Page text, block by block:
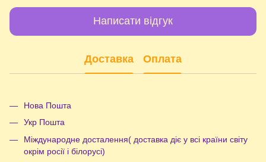
Написати відгук
Доставка Оплата
Нова Пошта
Укр Пошта
Міждународне досталення( доставка діє у всі країни світу
окрім росії і білорусі)